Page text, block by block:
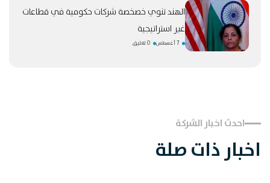
الهند تنوي خصخصة شركات حكومية في قطاعات
غير استراتيجية
7 أغسطس 0 تعليق
احدث اخبار الشركة
اخبار ذات صلة